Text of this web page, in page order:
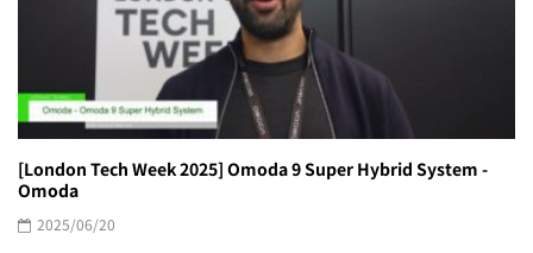
[London Tech Week 2025] Omoda 9 Super Hybrid System -
Omoda
2025/06/20